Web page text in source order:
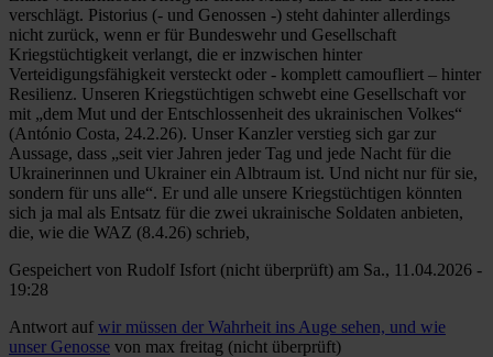
verschlägt. Pistorius (- und Genossen -) steht dahinter allerdings
nicht zurück, wenn er für Bundeswehr und Gesellschaft
Kriegstüchtigkeit verlangt, die er inzwischen hinter
Verteidigungsfähigkeit versteckt oder - komplett camoufliert – hinter
Resilienz. Unseren Kriegstüchtigen schwebt eine Gesellschaft vor
mit „dem Mut und der Entschlossenheit des ukrainischen Volkes“
(António Costa, 24.2.26). Unser Kanzler verstieg sich gar zur
Aussage, dass „seit vier Jahren jeder Tag und jede Nacht für die
Ukrainerinnen und Ukrainer ein Albtraum ist. Und nicht nur für sie,
sondern für uns alle“. Er und alle unsere Kriegstüchtigen könnten
sich ja mal als Entsatz für die zwei ukrainische Soldaten anbieten,
die, wie die WAZ (8.4.26) schrieb,
Gespeichert von Rudolf Isfort (nicht überprüft) am Sa., 11.04.2026 -
19:28
Antwort auf wir müssen der Wahrheit ins Auge sehen, und wie
unser Genosse von max freitag (nicht überprüft)